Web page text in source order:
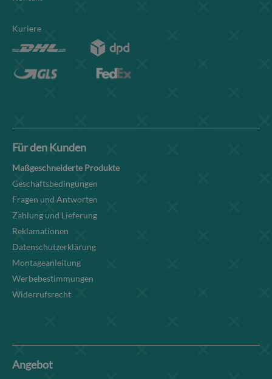
Kuriere
Für den Kunden
Maßgeschneiderte Produkte
Geschäftsbedingungen
Fragen und Antworten
Zahlung und Lieferung
Reklamationen
Datenschutzerklärung
Montageanleitung
Werbebestimmungen
Widerrufsrecht
Angebot